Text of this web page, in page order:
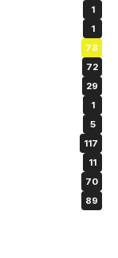
1
1
78
72
29
1
5
117
11
70
89